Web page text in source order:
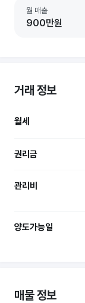
월 매출
900만원
거래 정보
월세
권리금
관리비
양도가능일
매물 정보